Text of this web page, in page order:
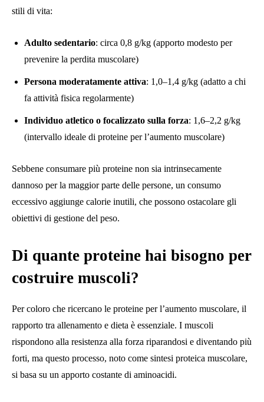
stili di vita:
Adulto sedentario: circa 0,8 g/kg (apporto modesto per
prevenire la perdita muscolare)
Persona moderatamente attiva: 1,0–1,4 g/kg (adatto a chi
fa attività fisica regolarmente)
Individuo atletico o focalizzato sulla forza: 1,6–2,2 g/kg
(intervallo ideale di proteine ​​per l’aumento muscolare)
Sebbene consumare più proteine ​​non sia intrinsecamente
dannoso per la maggior parte delle persone, un consumo
eccessivo aggiunge calorie inutili, che possono ostacolare gli
obiettivi di gestione del peso.
Di quante proteine ​​hai bisogno per
costruire muscoli?
Per coloro che ricercano le proteine ​​per l’aumento muscolare, il
rapporto tra allenamento e dieta è essenziale. I muscoli
rispondono alla resistenza alla forza riparandosi e diventando più
forti, ma questo processo, noto come sintesi proteica muscolare,
si basa su un apporto costante di aminoacidi.